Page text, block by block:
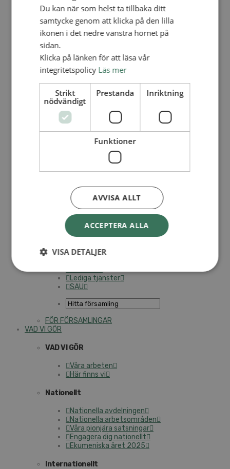
Lediga tjänster
FÖR FÖR­SAM­LING­AR
FÖR­DJUP­NING OCH UT­VECK­LING
Mis­sio­nel­la initiativ
Apollos – för­sam­lings­ut­veck­ling
Små­grup­per
Skapelse och miljö
Guds­tjänst
Vän­för­sam­ling
In­teg­ra­tions­ar­be­te
Ma­te­ri­al­bank
Kyr­ko­av­gif­ten
LOGGA IN
Do­ku­ment­ban­ken
Med­lems­re­gis­ter (NGOPRO)
SAMP – per­sonal­för­bun­det
Lediga tjänster
SAU
FÖR FÖR­SAM­LING­AR
VAD VI GÖR
VAD VI GÖR
Våra arbeten
Här finns vi
Na­tio­nellt
Na­tio­nel­la av­del­ning­en
Na­tio­nel­la ar­bets­om­rå­den
Våra pionjära sats­ning­ar
Engagera dig na­tio­nellt
Eku­me­nis­ka året 2025
In­ter­na­tio­nellt
Du kan när som helst ta tillbaka ditt
samtycke genom att klicka på den lilla
ikonen i det nedre vänstra hörnet på
sidan.
Klicka på länken för att läsa vår
integritetspolicy Läs mer
Strikt
nödvändigt
Prestanda Inriktning
Funktioner
ACCEPTERA ALLA
AVVISA ALLT
VISA DETALJER